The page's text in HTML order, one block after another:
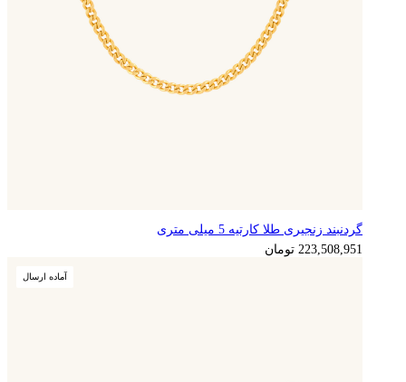
گردنبند زنجیری طلا کارتیه 5 میلی متری
223,508,951 تومان
آماده ارسال